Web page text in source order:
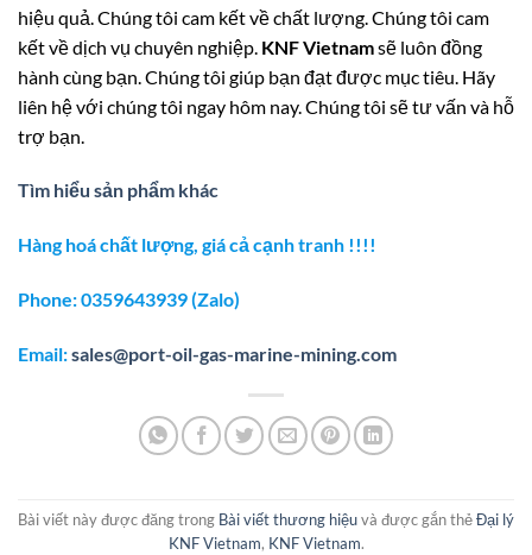
hiệu quả. Chúng tôi cam kết về chất lượng. Chúng tôi cam
kết về dịch vụ chuyên nghiệp. KNF Vietnamsẽ luôn đồng
hành cùng bạn. Chúng tôi giúp bạn đạt được mục tiêu. Hãy
liên hệ với chúng tôi ngay hôm nay. Chúng tôi sẽ tư vấn và hỗ
trợ bạn.
Tìm hiểu sản phẩm khác
Hàng hoá chất lượng, giá cả cạnh tranh !!!!
Phone: 0359643939 (Zalo)
Email:sales@port-oil-gas-marine-mining.com
Bài viết này được đăng trong Bài viết thương hiệuvà được gắn thẻĐại lý
KNF Vietnam, KNF Vietnam.